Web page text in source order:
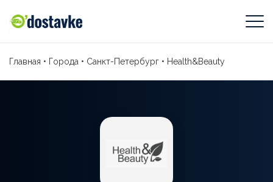
Главная • Города • Санкт-Петербург • Health&Beauty